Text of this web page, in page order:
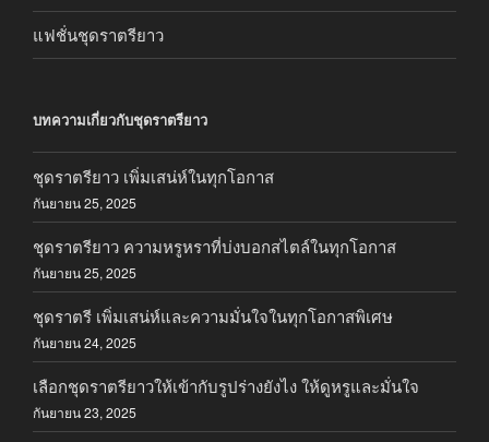
แฟชั่นชุดราตรียาว
บทความเกี่ยวกับชุดราตรียาว
ชุดราตรียาว เพิ่มเสน่ห์ในทุกโอกาส
กันยายน 25, 2025
ชุดราตรียาว ความหรูหราที่บ่งบอกสไตล์ในทุกโอกาส
กันยายน 25, 2025
ชุดราตรี เพิ่มเสน่ห์และความมั่นใจในทุกโอกาสพิเศษ
กันยายน 24, 2025
เลือกชุดราตรียาวให้เข้ากับรูปร่างยังไง ให้ดูหรูและมั่นใจ
กันยายน 23, 2025